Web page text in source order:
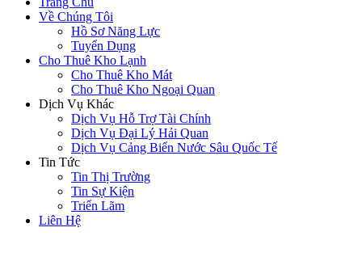
Về Chúng Tôi
Hồ Sơ Năng Lực
Tuyển Dụng
Cho Thuê Kho Lạnh
Cho Thuê Kho Mát
Cho Thuê Kho Ngoại Quan
Dịch Vụ Khác
Dịch Vụ Hỗ Trợ Tài Chính
Dịch Vụ Đại Lý Hải Quan
Dịch Vụ Cảng Biển Nước Sâu Quốc Tế
Tin Tức
Tin Thị Trường
Tin Sự Kiện
Triển Lãm
Liên Hệ